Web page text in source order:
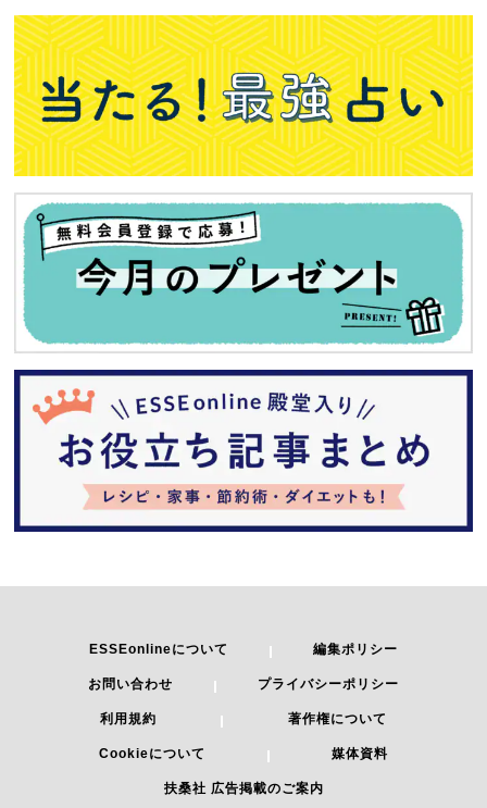
ESSEonlineについて 編集ポリシー
お問い合わせ プライバシーポリシー
利用規約 著作権について
Cookieについて 媒体資料
扶桑社 広告掲載のご案内